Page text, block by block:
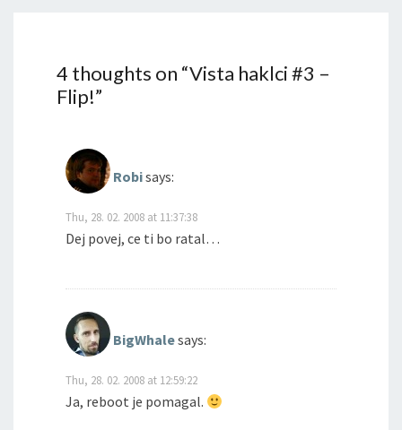
4 thoughts on “Vista haklci #3 –
Flip!”
Robisays:
Thu, 28. 02. 2008 at 11:37:38
Dej povej, ce ti bo ratal…
BigWhalesays:
Thu, 28. 02. 2008 at 12:59:22
Ja, reboot je pomagal.